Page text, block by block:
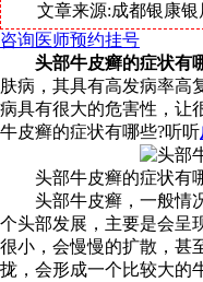
文章来源:成都银康银
咨询医师预约挂号
头部牛皮癣的症状有
肤病，其具有高发病率高
病具有很大的危害性，让
牛皮癣的症状有哪些?听听
头部牛皮癣的症状有
头部牛皮癣，一般情况
个头部发展，主要是会呈
很小，会慢慢的扩散，甚
拢，会形成一个比较大的